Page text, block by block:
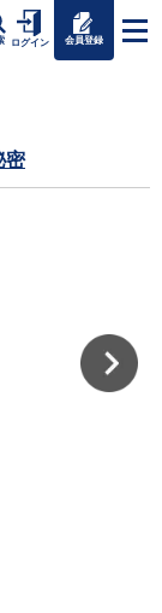
ログイン 会員登録
密